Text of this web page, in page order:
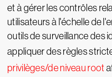
et à gérer les contrôles
utilisateurs à l'échelle de
outils de surveillance des
appliquer des règles
privilèges/de niveau root